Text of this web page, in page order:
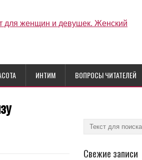
ИНТИМ ВОПРОСЫ ЧИТАТЕЛЕЙ
Свежие записи